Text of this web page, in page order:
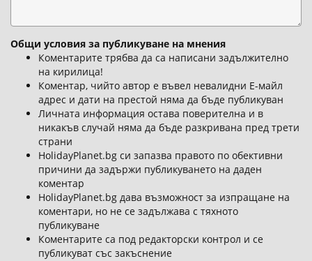
Общи условия за публикуване на мнения
Коментарите трябва да са написани задължително
на кирилица!
Коментар, чийто автор е въвел невалидни Е-майл
адрес и дати на престой няма да бъде публикуван
Личната информация остава поверителна и в
никакъв случай няма да бъде разкривана пред трети
страни
HolidayPlanet.bg си запазва правото по обективни
причини да задържи публикуването на даден
коментар
HolidayPlanet.bg дава възможност за изпращане на
коментари, но не се задължава с тяхното
публикуване
Коментарите са под редакторски контрол и се
публикуват със закъснение